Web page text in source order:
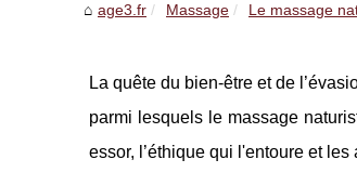
age3.fr Massage Le massage
La quête du bien-être et de
parmi lesquels le massage
essor, l’éthique qui l'entoure et